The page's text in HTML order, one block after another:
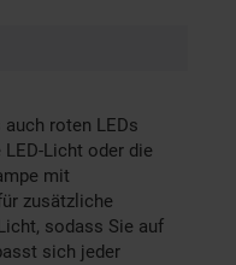
roten LEDs
Licht oder die
mit
zusätzliche
sodass Sie auf
sich jeder